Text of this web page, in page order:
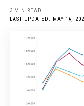
LAST UPDATED: MAY 16,
3 MIN READ